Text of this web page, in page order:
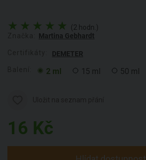
(2 hodn.)
Martina Gebhardt
DEMETER
2 ml 15 ml 50 ml
16 Kč